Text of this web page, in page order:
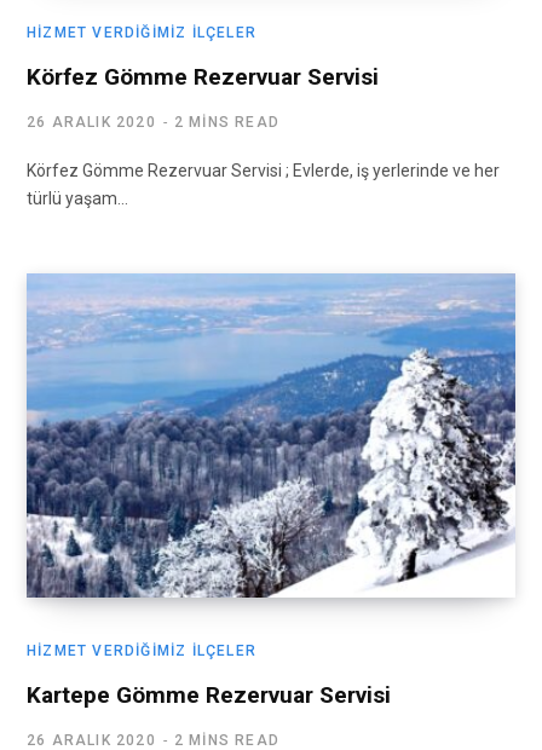
HIZMET VERDIĞIMIZ İLÇELER
Körfez Gömme Rezervuar Servisi
26 ARALIK 2020 2 MINS READ
Körfez Gömme Rezervuar Servisi ; Evlerde, iş yerlerinde ve her
türlü yaşam…
HIZMET VERDIĞIMIZ İLÇELER
Kartepe Gömme Rezervuar Servisi
26 ARALIK 2020 2 MINS READ